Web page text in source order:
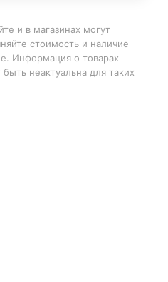
и в магазинах могут
стоимость и наличие
Информация о товарах
неактуальна для таких